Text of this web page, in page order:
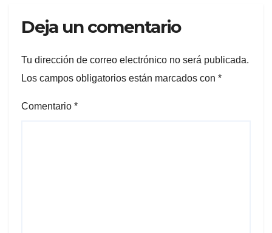
Deja un comentario
Tu dirección de correo electrónico no será publicada.
Los campos obligatorios están marcados con *
Comentario *